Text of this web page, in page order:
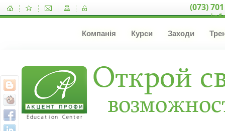
(073)
Компанія Курси Заходи